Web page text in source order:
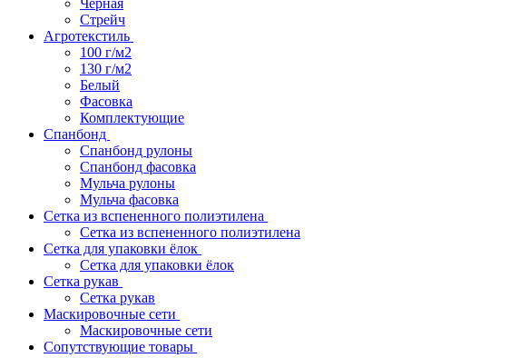
Черная
Стрейч
Агротекстиль
100 г/м2
130 г/м2
Белый
Фасовка
Комплектующие
Спанбонд
Спанбонд рулоны
Спанбонд фасовка
Мульча рулоны
Мульча фасовка
Сетка из вспененного полиэтилена
Сетка из вспененного полиэтилена
Сетка для упаковки ёлок
Сетка для упаковки ёлок
Сетка рукав
Сетка рукав
Маскировочные сети
Маскировочные сети
Сопутствующие товары